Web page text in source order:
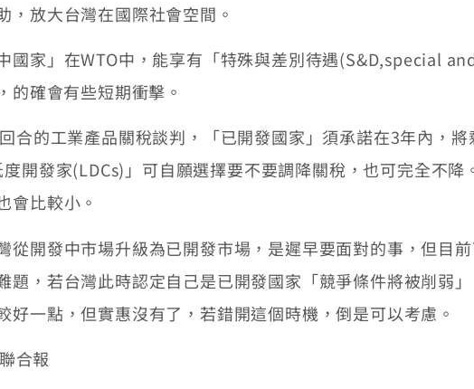
，放大台灣在國際社會空間。
家」在WTO中，能享有「特殊與差別待遇(S&D,special
的確會有些短期衝擊。
的工業產品關稅談判，「已開發國家」須承諾在3年內，將
度開發家(LDCs)」可自願選擇要不要調降關稅，也可完全不
會比較小。
開發中市場升級為已開發市場，是遲早要面對的事，但目
題，若台灣此時認定自己是已開發國家「競爭條件將被削弱
好一點，但實惠沒有了，若錯開這個時機，倒是可以考慮。
合報